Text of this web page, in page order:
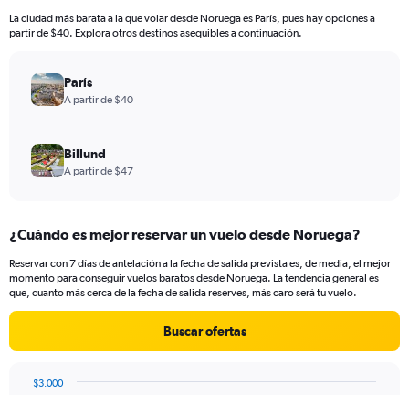
The
chart
Y
axis
values.
Range:
La ciudad más barata a la que volar desde Noruega es París, pues hay opciones a
partir de $40. Explora otros destinos asequibles a continuación.
París
A partir de $40
Billund
A partir de $47
¿Cuándo es mejor reservar un vuelo desde Noruega?
Reservar con 7 días de antelación a la fecha de salida prevista es, de media, el mejor
momento para conseguir vuelos baratos desde Noruega. La tendencia general es
que, cuanto más cerca de la fecha de salida reserves, más caro será tu vuelo.
Buscar ofertas
$3.000